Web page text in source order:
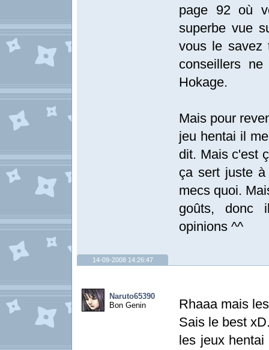
page 92 où
superbe vue
vous le savez
conseillers
Hokage.
Mais pour
jeu hentai il
dit. Mais c'est
ça sert juste à
mecs quoi.
goûts, donc
opinions ^^
14-09-2008 14:26:47
Naruto65390
Bon Genin
Rhaaa mais
Sais le best
les jeux